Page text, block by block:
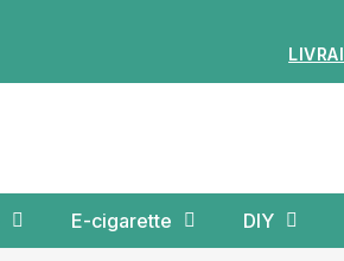
E-cigarette DIY